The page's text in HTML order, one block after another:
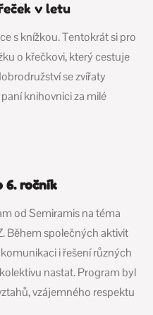
v letu
s knížkou. Tentokrát si pro
o křečkovi, který cestuje
se zvířaty
knihovnici za milé
6. ročník
od Semiramis na téma
Během společných aktivit
i řešení různých
nastat. Program byl
vzájemného respektu